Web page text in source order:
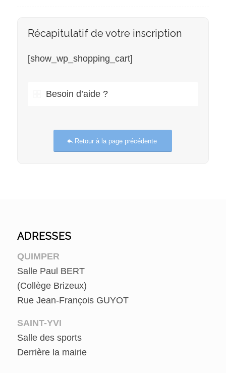
Récapitulatif de votre inscription
[show_wp_shopping_cart]
Besoin d’aide ?
Retour à la page précédente
ADRESSES
QUIMPER
Salle Paul BERT
(Collège Brizeux)
Rue Jean-François GUYOT
SAINT-YVI
Salle des sports
Derrière la mairie